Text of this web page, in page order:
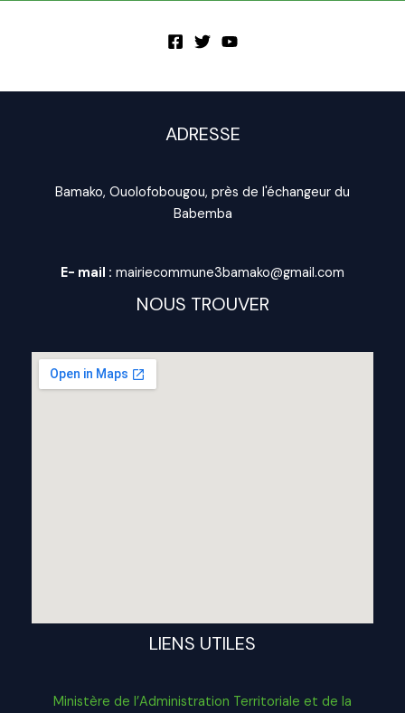
ADRESSE
Bamako, Ouolofobougou, près de l'échangeur du
Babemba
E- mail : mairiecommune3bamako@gmail.com
NOUS TROUVER
LIENS UTILES
Ministère de l’Administration Territoriale et de la